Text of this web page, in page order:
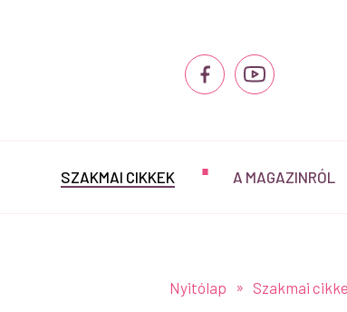
SZAKMAI CIKKEK A MAGAZINRÓL
Nyitólap Szakmai